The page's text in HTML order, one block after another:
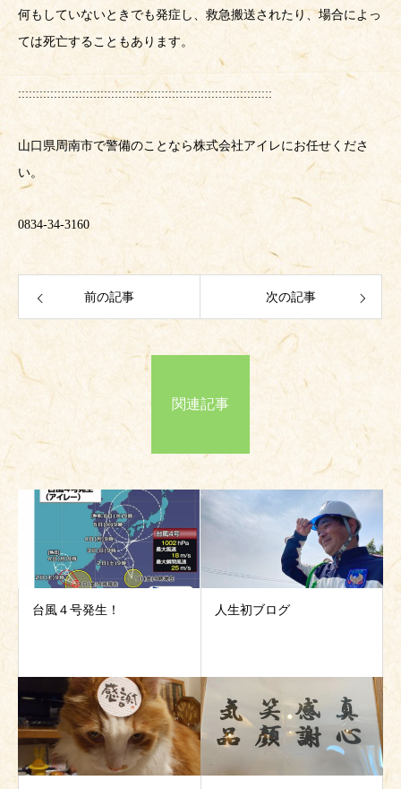
何もしていないときでも発症し、救急搬送されたり、場合によっ
ては死亡することもあります。
:::::::::::::::::::::::::::::::::::::::::::::::::::::::::::::::::::::::
山口県周南市で警備のことなら株式会社アイレにお任せくださ
い。
0834-34-3160
前の記事 次の記事
関連記事
台風４号発生！ 人生初ブログ